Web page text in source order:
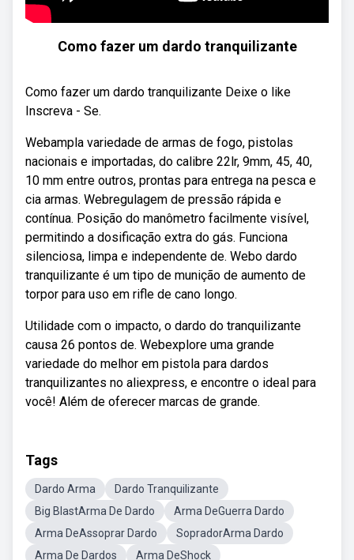
Como fazer um dardo tranquilizante
Como fazer um dardo tranquilizante Deixe o like
Inscreva - Se.
Webampla variedade de armas de fogo, pistolas
nacionais e importadas, do calibre 22lr, 9mm, 45, 40,
10 mm entre outros, prontas para entrega na pesca e
cia armas. Webregulagem de pressão rápida e
contínua. Posição do manômetro facilmente visível,
permitindo a dosificação extra do gás. Funciona
silenciosa, limpa e independente de. Webo dardo
tranquilizante é um tipo de munição de aumento de
torpor para uso em rifle de cano longo.
Utilidade com o impacto, o dardo do tranquilizante
causa 26 pontos de. Webexplore uma grande
variedade do melhor em pistola para dardos
tranquilizantes no aliexpress, e encontre o ideal para
você! Além de oferecer marcas de grande.
Tags
Dardo Arma
Dardo Tranquilizante
Big BlastArma De Dardo
Arma DeGuerra Dardo
Arma DeAssoprar Dardo
SopradorArma Dardo
Arma De Dardos
Arma DeShock